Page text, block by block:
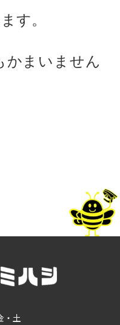
す。
かまいません
・土